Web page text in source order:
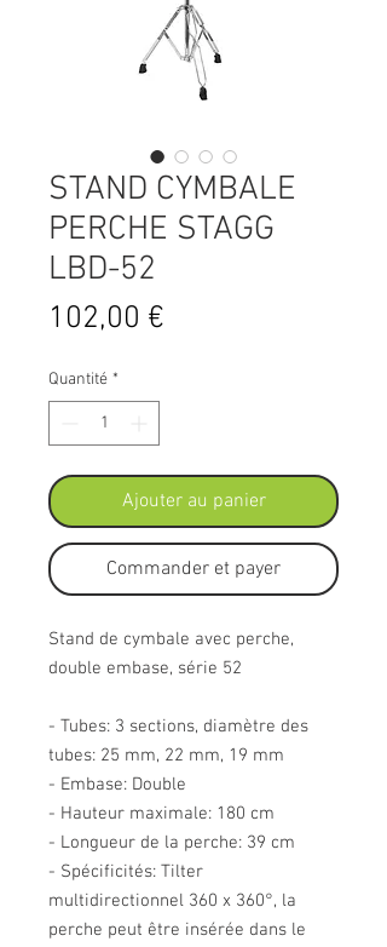
STAND CYMBALE
PERCHE STAGG
LBD-52
102,00 €
Quantité *
Ajouter au panier
Commander et payer
Stand de cymbale avec perche,
double embase, série 52
- Tubes: 3 sections, diamètre des
tubes: 25 mm, 22 mm, 19 mm
- Embase: Double
- Hauteur maximale: 180 cm
- Longueur de la perche: 39 cm
- Spécificités: Tilter
multidirectionnel 360 x 360°, la
perche peut être insérée dans le